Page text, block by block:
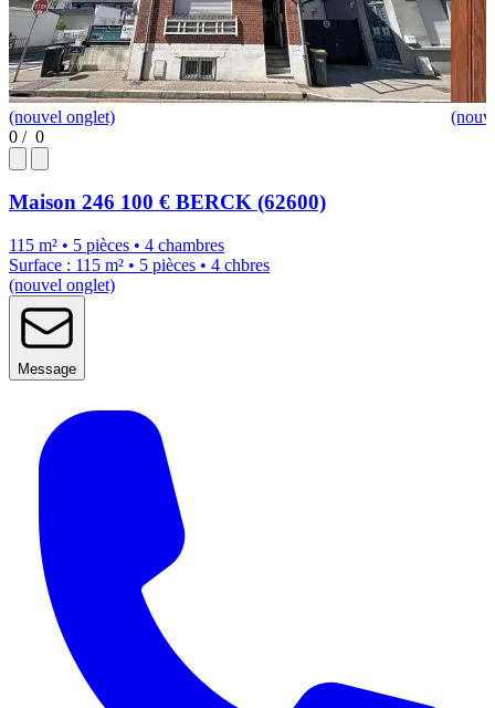
(nouvel onglet)
0 / 0
Maison 246 100 € BERCK (62600)
115 m² • 5 pièces • 4 chambres
Surface : 115 m² • 5 pièces • 4 chbres
(nouvel onglet)
Message